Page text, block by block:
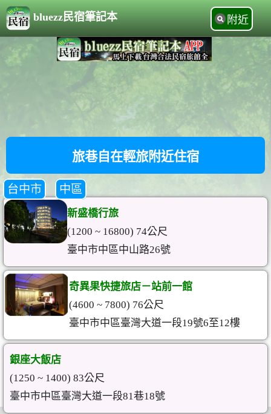
bluezz民宿筆記本 附近
旅巷自在輕旅附近住宿
台中市 中區
新盛橋行旅
(1200 ~ 16800) 74公尺
臺中市中區中山路26號
奇異果快捷旅店－站前一館
(4600 ~ 7800) 76公尺
臺中市中區臺灣大道一段19號6至12樓
銀座大飯店
(1250 ~ 1400) 83公尺
臺中市中區臺灣大道一段81巷18號